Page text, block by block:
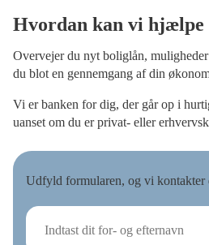
Hvordan kan vi hjælpe
Overvejer du nyt boliglån,
du blot en gennemgang af din
Vi er banken for dig, der går op i
uanset om du er privat- eller
Udfyld formularen, og vi kontakter